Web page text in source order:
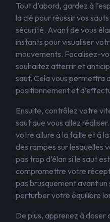
Tout d’abord, gardez à
la clé pour réussir vos
sécurité. Avant de vous
instants pour visualiser
mouvements. Focalisez-
souhaitez atterrir et
saut. Cela vous permettra
positionnement et
Ensuite, contrôlez votre
saut que vous allez
votre allure à la taille et à
des rampes sur lesquelles
pas trop d’élan si le saut
compromettre votre
pas brusquement avant
perturber votre équilibre
De plus, apprenez à